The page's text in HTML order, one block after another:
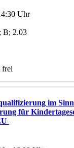
Uhr
B; 2.03
frei
im
für